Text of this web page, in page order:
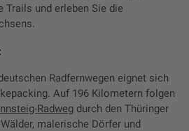
Trails und erleben Sie die
Radfernwegen eignet sich
Auf 196 Kilometern folgen
Radweg durch den Thüringer
malerische Dörfer und